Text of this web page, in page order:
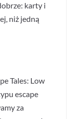
karty i
niż jedną
Tales: Low
escape
za